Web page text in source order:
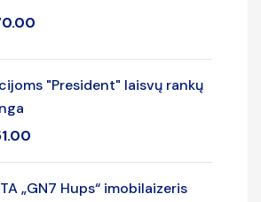
"President" laisvų rankų
„GN7 Hups“ imobilaizeris